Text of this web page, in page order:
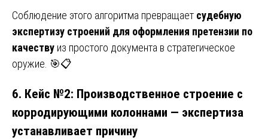
Соблюдение этого алгоритма превращает судебную
экспертизу строений для оформления претензии по
качеству из простого документа в стратегическое
оружие. 🎯📋
6. Кейс №2: Производственное строение с
корродирующими колоннами — экспертиза
устанавливает причину